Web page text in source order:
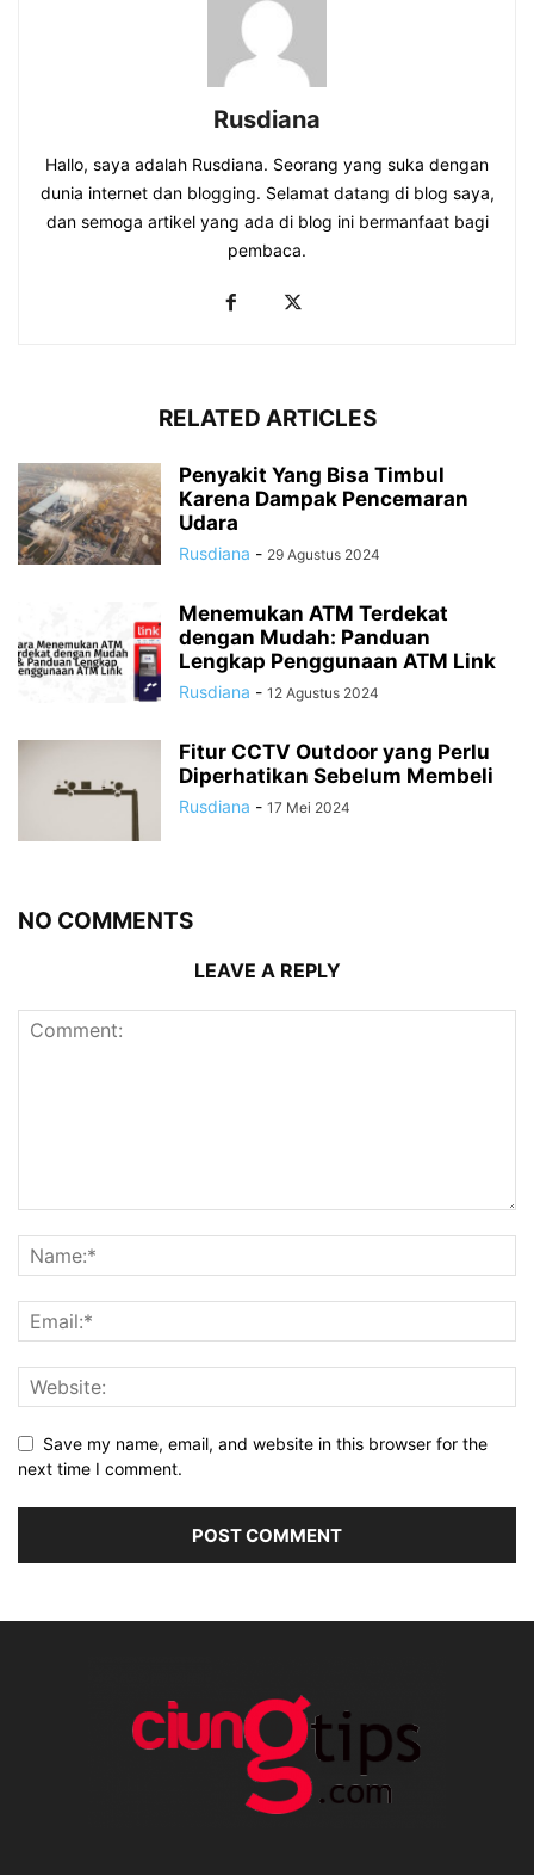
Rusdiana
Hallo, saya adalah Rusdiana. Seorang yang suka dengan
dunia internet dan blogging. Selamat datang di blog saya,
dan semoga artikel yang ada di blog ini bermanfaat bagi
pembaca.
RELATED ARTICLES
Penyakit Yang Bisa Timbul
Karena Dampak Pencemaran
Udara
Rusdiana - 29 Agustus 2024
Menemukan ATM Terdekat
dengan Mudah: Panduan
Lengkap Penggunaan ATM Link
Rusdiana - 12 Agustus 2024
Fitur CCTV Outdoor yang Perlu
Diperhatikan Sebelum Membeli
Rusdiana - 17 Mei 2024
NO COMMENTS
LEAVE A REPLY
Save my name, email, and website in this browser for the
next time I comment.